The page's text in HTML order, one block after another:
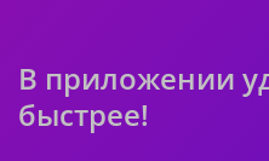
В приложении
быстрее!